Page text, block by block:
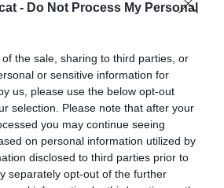
- Do Not Process My Personal
the sale, sharing to third parties, or
or sensitive information for
us, please use the below opt-out
selection. Please note that after your
you may continue seeing
on personal information utilized by
disclosed to third parties prior to
separately opt-out of the further